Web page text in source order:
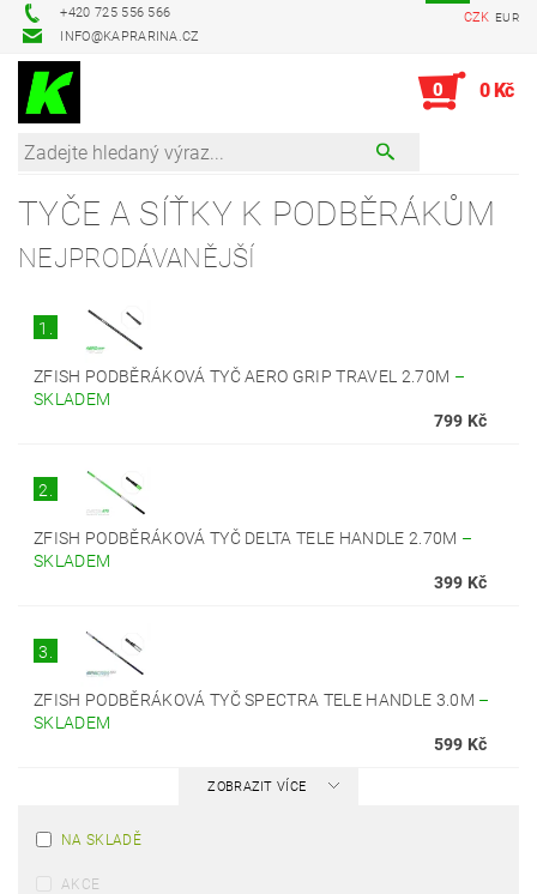
+420 725 556 566
INFO@KAPRARINA.CZ
CZK EUR
0 0 Kč
TYČE A SÍŤKY K PODBĚRÁKŮM
NEJPRODÁVANĚJŠÍ
1.
ZFISH PODBĚRÁKOVÁ TYČ AERO GRIP TRAVEL 2.70M –
SKLADEM
799 Kč
2.
ZFISH PODBĚRÁKOVÁ TYČ DELTA TELE HANDLE 2.70M –
SKLADEM
399 Kč
3.
ZFISH PODBĚRÁKOVÁ TYČ SPECTRA TELE HANDLE 3.0M –
SKLADEM
599 Kč
ZOBRAZIT VÍCE
NA SKLADĚ
AKCE